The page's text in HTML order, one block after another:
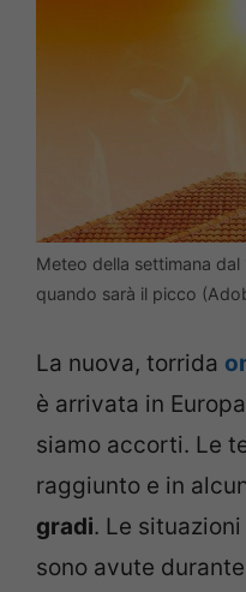
Meteo della settimana
quando sarà il picco
La nuova, torrida
è arrivata in
siamo accorti. Le
raggiunto e in
gradi. Le
sono avute